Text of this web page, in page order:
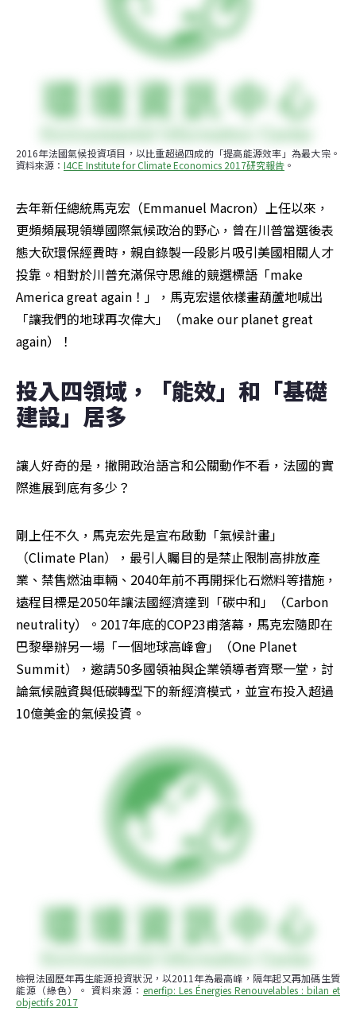
2016年法國氣候投資項目，以比重超過四成的「提高能源效率」為最大宗。
資料來源： I4CE Institute for Climate Economics 2017研究報告 。
去年新任總統馬克宏（Emmanuel Macron）上任以來，
更頻頻展現領導國際氣候政治的野心，曾在川普當選後表
態大砍環保經費時，親自錄製一段影片吸引美國相關人才
投靠。相對於川普充滿保守思維的競選標語「make
America great again！」，馬克宏還依樣畫葫蘆地喊出
「讓我們的地球再次偉大」（make our planet great
again）！
投入四領域，「能效」和「基礎
建設」居多
讓人好奇的是，撇開政治語言和公關動作不看，法國的實
際進展到底有多少？
剛上任不久，馬克宏先是宣布啟動「氣候計畫」
（Climate Plan），最引人矚目的是禁止限制高排放產
業、禁售燃油車輛、2040年前不再開採化石燃料等措施，
遠程目標是2050年讓法國經濟達到「碳中和」（Carbon
neutrality）。2017年底的COP23甫落幕，馬克宏隨即在
巴黎舉辦另一場「一個地球高峰會」（One Planet
Summit），邀請50多國領袖與企業領導者齊聚一堂，討
論氣候融資與低碳轉型下的新經濟模式，並宣布投入超過
10億美金的氣候投資。
檢視法國歷年再生能源投資狀況，以2011年為最高峰，隔年起又再加碼生質
能源（綠色）。 資料來源： enerfip: Les Énergies Renouvelables : bilan et
objectifs 2017